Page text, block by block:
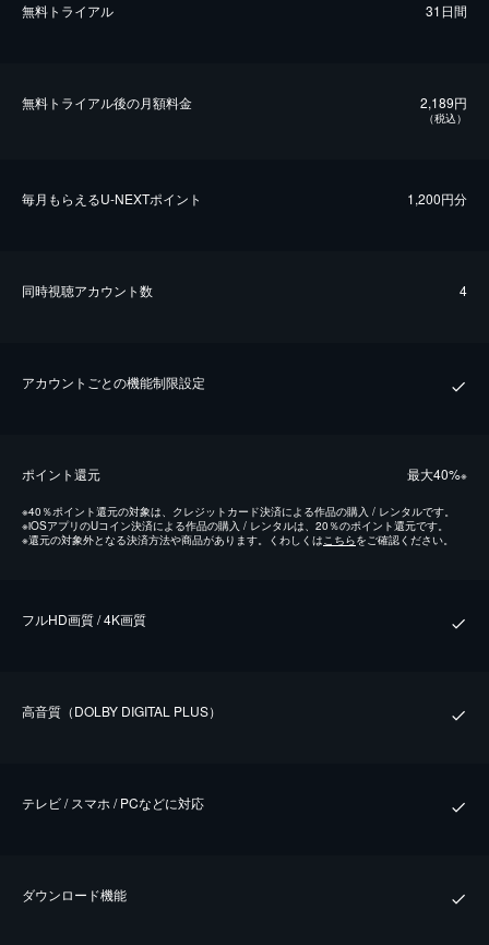
無料トライアル 31日間
無料トライアル後の⽉額料金 2,189円
（税込）
毎⽉もらえるU-NEXTポイント 1,200円分
同時視聴アカウント数 4
アカウントごとの機能制限設定
ポイント還元 最⼤40%※
※40％ポイント還元の対象は、クレジットカード決済による作品の購入 / レンタルです。
※iOSアプリのUコイン決済による作品の購入 / レンタルは、20％のポイント還元です。
※還元の対象外となる決済方法や商品があります。くわしくはこちらをご確認ください。
フルHD画質 / 4K画質
⾼⾳質（DOLBY DIGITAL PLUS）
テレビ / スマホ / PCなどに対応
ダウンロード機能